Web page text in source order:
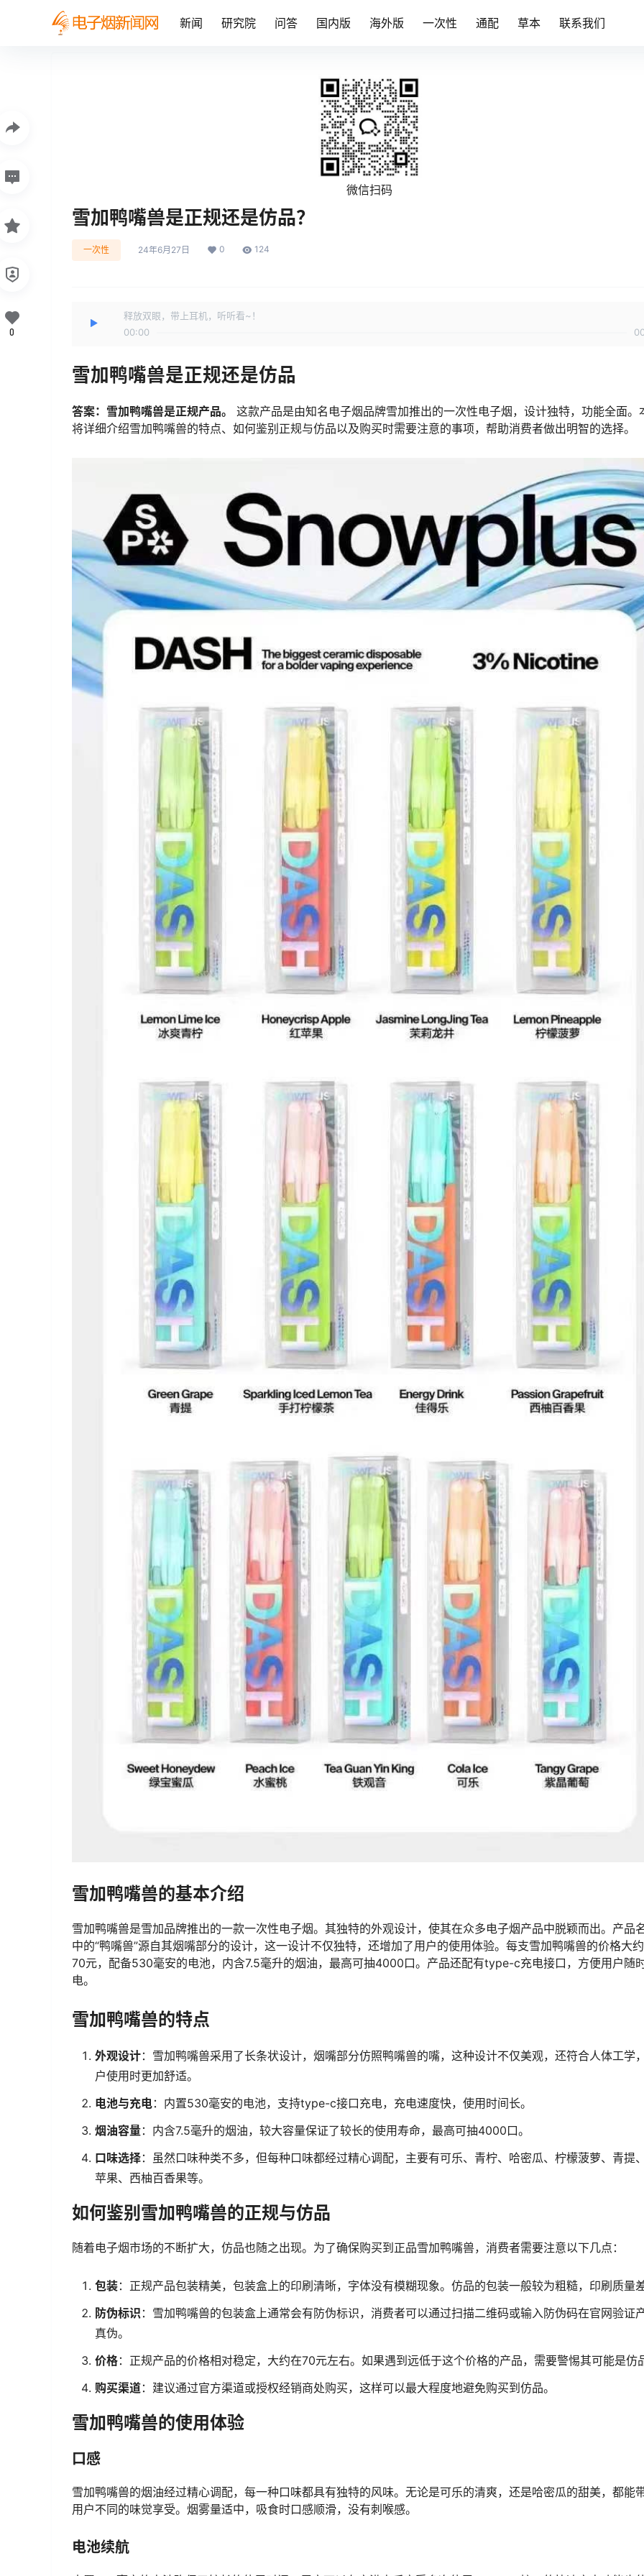
新闻 研究院 问答 国内版 海外版 一次性 通配 草本 联系我们
微信扫码
雪加鸭嘴兽是正规还是仿品？
一次性 24年6月27日 0 124
释放双眼，带上耳机，听听看~！
00:00
雪加鸭嘴兽是正规还是仿品
答案：雪加鸭嘴兽是正规产品。
这款产品是由知名电子烟品牌雪加推出的一次性电子烟，设计独特，功能全面。
将详细介绍雪加鸭嘴兽的特点、如何鉴别正规与仿品以及购买时需要注意的事项，帮助消费者做出明智的选择。
雪加鸭嘴兽的基本介绍
雪加鸭嘴兽是雪加品牌推出的一款一次性电子烟。其独特的外观设计，使其在众多电子烟产品中脱颖而出。产品
中的“鸭嘴兽”源自其烟嘴部分的设计，这一设计不仅独特，还增加了用户的使用体验。每支雪加鸭嘴兽的价格大
70元，配备530毫安的电池，内含7.5毫升的烟油，最高可抽4000口。产品还配有type-c充电接口，方便用户随
电。
雪加鸭嘴兽的特点
外观设计：雪加鸭嘴兽采用了长条状设计，烟嘴部分仿照鸭嘴兽的嘴，这种设计不仅美观，还符合人体工学
户使用时更加舒适。
电池与充电：内置530毫安的电池，支持type-c接口充电，充电速度快，使用时间长。
烟油容量：内含7.5毫升的烟油，较大容量保证了较长的使用寿命，最高可抽4000口。
口味选择：虽然口味种类不多，但每种口味都经过精心调配，主要有可乐、青柠、哈密瓜、柠檬菠萝、青提
苹果、西柚百香果等。
如何鉴别雪加鸭嘴兽的正规与仿品
随着电子烟市场的不断扩大，仿品也随之出现。为了确保购买到正品雪加鸭嘴兽，消费者需要注意以下几点：
包装：正规产品包装精美，包装盒上的印刷清晰，字体没有模糊现象。仿品的包装一般较为粗糙，印刷质量
防伪标识 ：雪加鸭嘴兽的包装盒上通常会有防伪标识，消费者可以通过扫描二维码或输入防伪码在官网验证
真伪。
价格：正规产品的价格相对稳定，大约在70元左右。如果遇到远低于这个价格的产品，需要警惕其可能是仿
购买渠道：建议通过官方渠道或授权经销商处购买，这样可以最大程度地避免购买到仿品。
雪加鸭嘴兽的使用体验
口感
雪加鸭嘴兽的烟油经过精心调配，每一种口味都具有独特的风味。无论是可乐的清爽，还是哈密瓜的甜美，都能
用户不同的味觉享受。烟雾量适中，吸食时口感顺滑，没有刺喉感。
电池续航
0